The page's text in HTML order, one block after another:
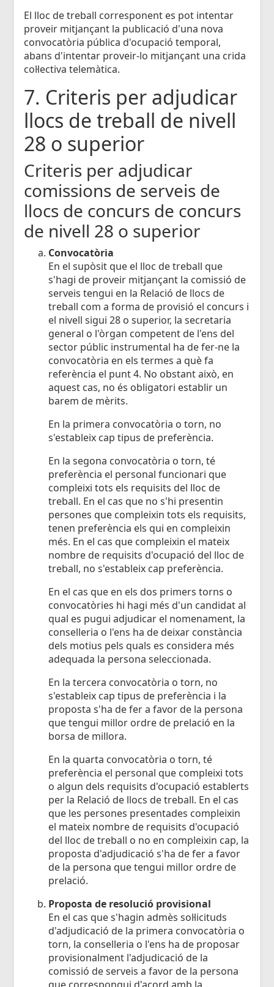
El lloc de treball corresponent es pot intentar
proveir mitjançant la publicació d'una nova
convocatòria pública d'ocupació temporal,
abans d'intentar proveir-lo mitjançant una crida
col·lectiva telemàtica.
7. Criteris per adjudicar
llocs de treball de nivell
28 o superior
Criteris per adjudicar
comissions de serveis de
llocs de concurs de concurs
de nivell 28 o superior
Convocatòria
En el supòsit que el lloc de treball que
s'hagi de proveir mitjançant la comissió de
serveis tengui en la Relació de llocs de
treball com a forma de provisió el concurs i
el nivell sigui 28 o superior, la secretaria
general o l'òrgan competent de l'ens del
sector públic instrumental ha de fer-ne la
convocatòria en els termes a què fa
referència el punt 4. No obstant això, en
aquest cas, no és obligatori establir un
barem de mèrits.
En la primera convocatòria o torn, no
s'estableix cap tipus de preferència.
En la segona convocatòria o torn, té
preferència el personal funcionari que
compleixi tots els requisits del lloc de
treball. En el cas que no s'hi presentin
persones que compleixin tots els requisits,
tenen preferència els qui en compleixin
més. En el cas que compleixin el mateix
nombre de requisits d'ocupació del lloc de
treball, no s'estableix cap preferència.
En el cas que en els dos primers torns o
convocatòries hi hagi més d'un candidat al
qual es pugui adjudicar el nomenament, la
conselleria o l'ens ha de deixar constància
dels motius pels quals es considera més
adequada la persona seleccionada.
En la tercera convocatòria o torn, no
s'estableix cap tipus de preferència i la
proposta s'ha de fer a favor de la persona
que tengui millor ordre de prelació en la
borsa de millora.
En la quarta convocatòria o torn, té
preferència el personal que compleixi tots
o algun dels requisits d'ocupació establerts
per la Relació de llocs de treball. En el cas
que les persones presentades compleixin
el mateix nombre de requisits d'ocupació
del lloc de treball o no en compleixin cap, la
proposta d'adjudicació s'ha de fer a favor
de la persona que tengui millor ordre de
prelació.
Proposta de resolució provisional
En el cas que s'hagin admès sol·licituds
d'adjudicació de la primera convocatòria o
torn, la conselleria o l'ens ha de proposar
provisionalment l'adjudicació de la
comissió de serveis a favor de la persona